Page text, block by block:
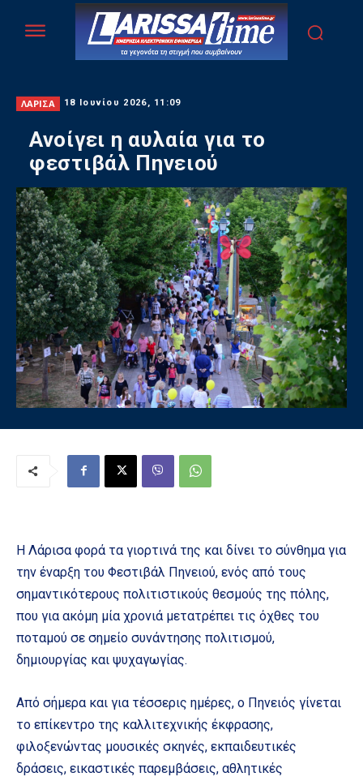
ΛΑΡΙΣΑ 18 Ιουνίου 2026, 11:09
Ανοίγει η αυλαία για το
φεστιβάλ Πηνειού
Η Λάρισα φορά τα γιορτινά της και δίνει το σύνθημα για
την έναρξη του Φεστιβάλ Πηνειού, ενός από τους
σημαντικότερους πολιτιστικούς θεσμούς της πόλης,
που για ακόμη μία χρονιά μετατρέπει τις όχθες του
ποταμού σε σημείο συνάντησης πολιτισμού,
δημιουργίας και ψυχαγωγίας.
Από σήμερα και για τέσσερις ημέρες, ο Πηνειός γίνεται
το επίκεντρο της καλλιτεχνικής έκφρασης,
φιλοξενώντας μουσικές σκηνές, εκπαιδευτικές
δράσεις, εικαστικές παρεμβάσεις, αθλητικές